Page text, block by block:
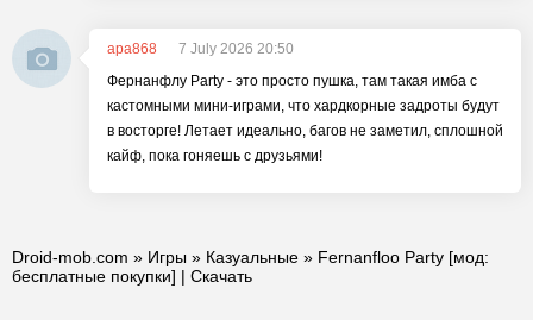
apa868
7 July 2026 20:50
Фернанфлу Party - это просто пушка, там такая имба с
кастомными мини-играми, что хардкорные задроты будут
в восторге! Летает идеально, багов не заметил, сплошной
кайф, пока гоняешь с друзьями!
Droid-mob.com » Игры » Казуальные » Fernanfloo Party [мод:
бесплатные покупки] | Скачать